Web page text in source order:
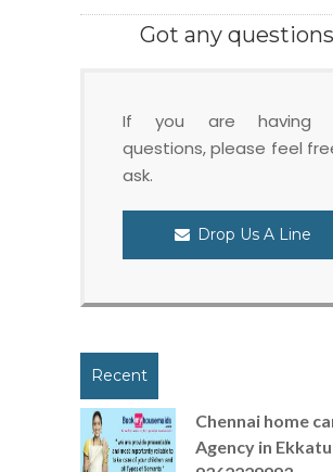
Got any
If you are having
questions, please feel
ask.
Drop Us A Line
Recent
Chennai home
Agency in